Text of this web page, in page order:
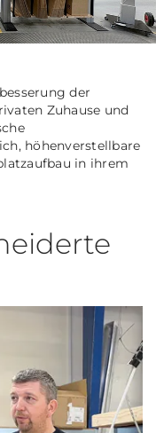
der
Zuhause und
höhenverstellbare
in ihrem